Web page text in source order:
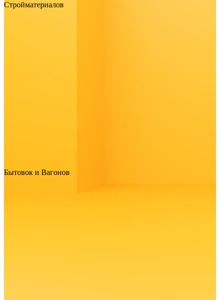
Стройматериалов
Бытовок и Вагонов